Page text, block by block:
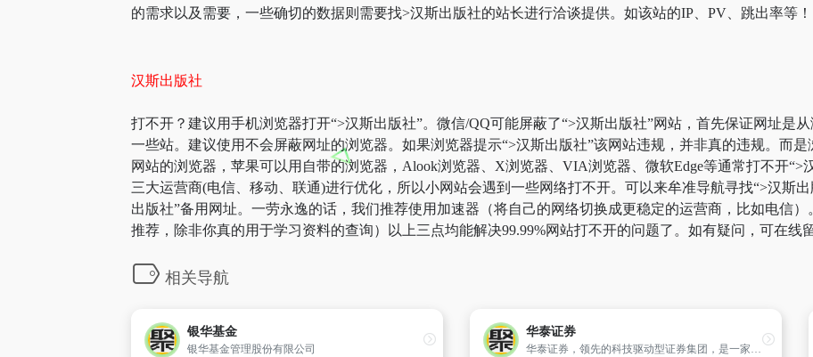
的需求以及需要，一些确切的数据则需要找>汉斯出版社的站长进行洽谈提供。如该站的IP、PV、跳出率等！
汉斯出版社
打不开？建议用手机浏览器打开“>汉斯出版社”。微信/QQ可能屏蔽了“>汉斯出版社”网站，首先保证网址是
一些站。建议使用不会屏蔽网址的浏览器。如果浏览器提示“>汉斯出版社”该网站违规，并非真的违规。而
网站的浏览器，苹果可以用自带的浏览器，Alook浏览器、X浏览器、VIA浏览器、微软Edge等通常打不开“>
三大运营商(电信、移动、联通)进行优化，所以小网站会遇到一些网络打不开。可以来牟准导航寻找“>汉斯
出版社”备用网址。一劳永逸的话，我们推荐使用加速器（将自己的网络切换成更稳定的运营商，比如电信
推荐，除非你真的用于学习资料的查询）以上三点均能解决99.99%网站打不开的问题了。如有疑问，可在线
相关导航
银华基金
银华基金管理股份有限公司
华泰证券
华泰证券，领先的科技驱动型证券集团，是一家在上海、香港、伦敦三地上市的中国金融机构，以金融科技引领业务创新，为投资者提供专业、多元的金融服务，包括财富管理、机构服务、投资管理和国际业务。